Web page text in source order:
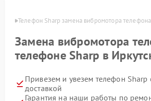
Телефон Sharp замена вибромотора телефона
Замена вибромотора
телефоне Sharp в
Привезем и увезем телефон Sharp
доставкой
Гарантия на наши работы по